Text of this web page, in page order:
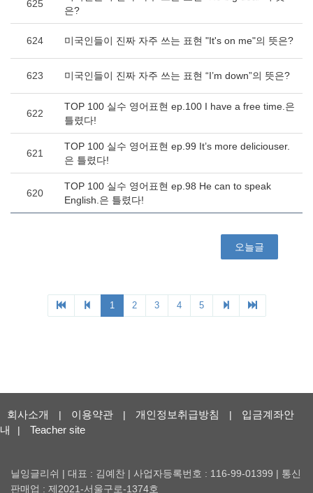
회사소개 | 이용약관 | 개인정보취급방침 |
입금계좌안
내
| Teacher site
닐잉글리쉬 | 대표 : 김예찬 | 사업자등록번호 : 116-99-01399 | 통신
판매업 : 제2021-서울구로-1374호